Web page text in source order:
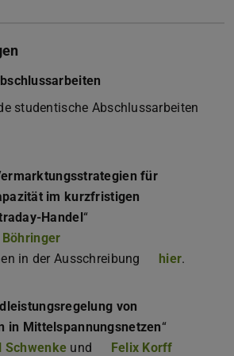
studentische Abschlussarbeiten
für
im kurzfristigen
Handel “
Böhringer
in der Ausschreibung
hier.
von
in Mittelspannungsnetzen“
Schwenke und Felix Korff